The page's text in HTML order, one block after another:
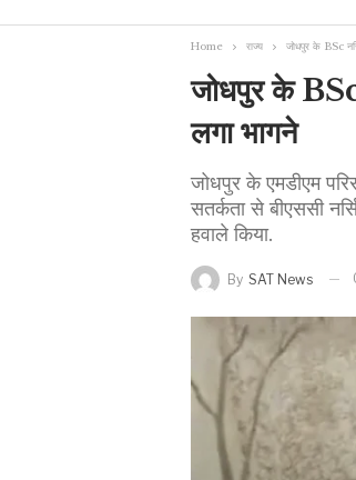
Home राज्य जोधपुर के BSc
जोधपुर के BSc
लगा भागने
जोधपुर के एमडीएम
सतर्कता से बीएससी
हवाले किया.
By SAT News